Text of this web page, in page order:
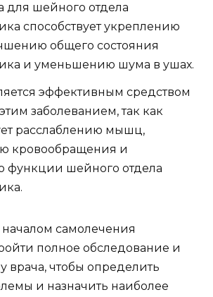
для шейного отдела
способствует укреплению
общего состояния
и уменьшению шума в ушах.
эффективным средством
заболеванием, так как
расслаблению мышц,
кровообращения и
функции шейного отдела
самолечения
полное обследование и
врача, чтобы определить
и назначить наиболее